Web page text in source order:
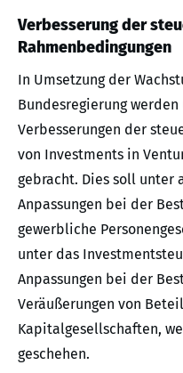
Verbesserung der
Rahmenbedingungen
In Umsetzung der
Bundesregierung
Verbesserungen der
von Investments in
gebracht. Dies soll unter
Anpassungen bei der
gewerbliche
unter das
Anpassungen bei der
Veräußerungen von
Kapitalgesellschaften,
geschehen.